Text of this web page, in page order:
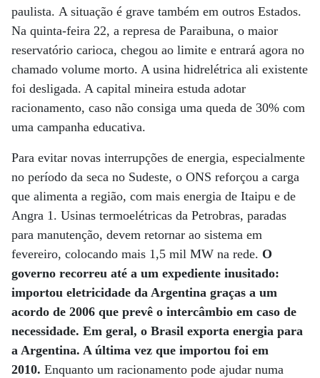
paulista. A situação é grave também em outros Estados.
Na quinta-feira 22, a represa de Paraibuna, o maior
reservatório carioca, chegou ao limite e entrará agora no
chamado volume morto. A usina hidrelétrica ali existente
foi desligada. A capital mineira estuda adotar
racionamento, caso não consiga uma queda de 30% com
uma campanha educativa.
Para evitar novas interrupções de energia, especialmente
no período da seca no Sudeste, o ONS reforçou a carga
que alimenta a região, com mais energia de Itaipu e de
Angra 1. Usinas termoelétricas da Petrobras, paradas
para manutenção, devem retornar ao sistema em
fevereiro, colocando mais 1,5 mil MW na rede. O
governo recorreu até a um expediente inusitado:
importou eletricidade da Argentina graças a um
acordo de 2006 que prevê o intercâmbio em caso de
necessidade. Em geral, o Brasil exporta energia para
a Argentina. A última vez que importou foi em
2010. Enquanto um racionamento pode ajudar numa